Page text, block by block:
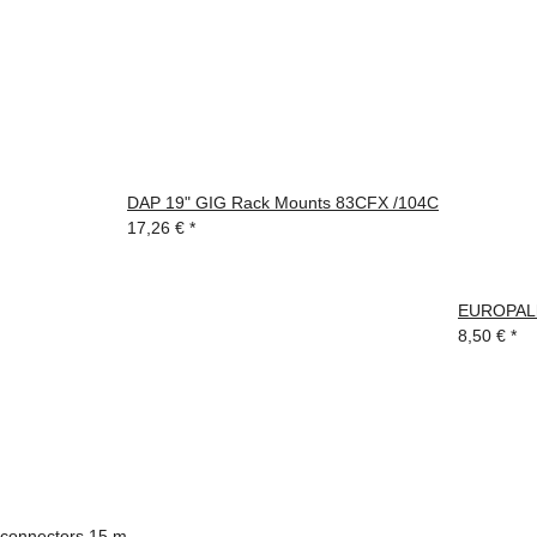
DAP 19" GIG Rack Mounts 83CFX /104C
17,26 € *
8,50 € *